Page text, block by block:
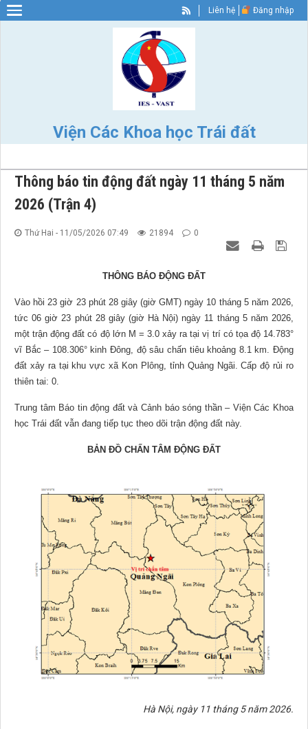
Warning: Constant WP_SITEURL already defined in
/home/nhigvyzu/ies.vast.gov/wp-config.php
Viện Các Khoa học Trái đất
Liên hệ Đăng nhập
Thông báo tin động đất ngày 11 tháng 5 năm
2026 (Trận 4)
Thứ Hai - 11/05/2026 07:49 21894 0
THÔNG BÁO ĐỘNG ĐẤT
Vào hồi 23 giờ 23 phút 28 giây (giờ GMT) ngày 10 tháng 5 năm 2026,
tức 06 giờ 23 phút 28 giây (giờ Hà Nội) ngày 11 tháng 5 năm 2026,
một trận động đất có độ lớn M = 3.0 xảy ra tại vị trí có tọa độ 14.783°
vĩ Bắc – 108.306° kinh Đông, độ sâu chấn tiêu khoảng 8.1 km. Động
đất xảy ra tại khu vực xã Kon Plông, tỉnh Quảng Ngãi. Cấp độ rủi ro
thiên tai: 0.
Trung tâm Báo tin động đất và Cảnh báo sóng thần – Viện Các Khoa
học Trái đất vẫn đang tiếp tục theo dõi trận động đất này.
BẢN ĐỒ CHẤN TÂM ĐỘNG ĐẤT
Hà Nội, ngày 11 tháng 5 năm 2026.